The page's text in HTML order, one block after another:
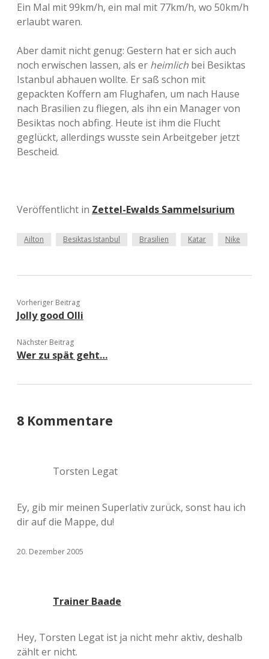
Ein Mal mit 99km/h, ein mal mit 77km/h, wo 50km/h
erlaubt waren.
Aber damit nicht genug: Gestern hat er sich auch
noch erwischen lassen, als er heimlich bei Besiktas
Istanbul abhauen wollte. Er saß schon mit
gepackten Koffern am Flughafen, um nach Hause
nach Brasilien zu fliegen, als ihn ein Manager von
Besiktas noch abfing. Heute ist ihm die Flucht
geglückt, allerdings wusste sein Arbeitgeber jetzt
Bescheid.
Veröffentlicht in Zettel-Ewalds Sammelsurium
Ailton Besiktas Istanbul Brasilien Katar Nike
Vorheriger Beitrag
Jolly good Olli
Nächster Beitrag
Wer zu spät geht…
8 Kommentare
Torsten Legat
Ey, gib mir meinen Superlativ zurück, sonst hau ich
dir auf die Mappe, du!
20. Dezember 2005
Trainer Baade
Hey, Torsten Legat ist ja nicht mehr aktiv, deshalb
zählt er nicht.